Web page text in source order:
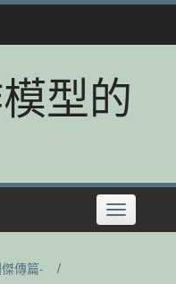
型的
Toggle
navigation
傳篇-
/